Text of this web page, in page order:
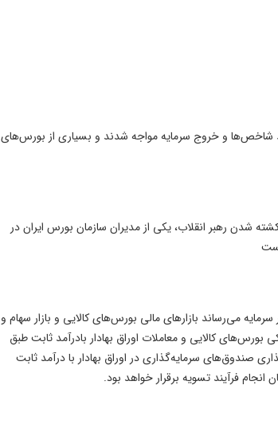
شاخص‌ها و خروج سرمایه مواجه شدند و بسیاری از بورس‌های
شدن رهبر انقلاب، یکی از مدیران سازمان بورس ایران در
می‌رساند بازارهای مالی بورس‌های کالایی و بازار سهام و
بود. معاملات فیزیکی بورس‌های کالایی و معاملات اوراق بهادار بادرآمد ثابت طبق
صندوق‌های سرمایه‌گذاری در اوراق بهادار با درآمد ثابت
فرآیند تسویه برقرار خواهد بود.